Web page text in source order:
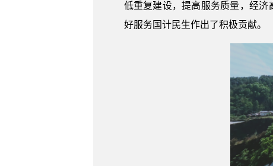
低重复建设，提高服务质量，经
好服务国计民生作出了积极贡献。